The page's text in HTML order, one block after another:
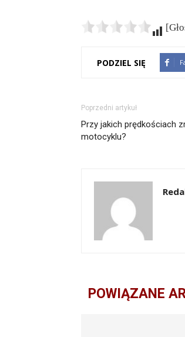
PODZIEL SIĘ
Poprzedni artykuł
Przy jakich prędkościach
motocyklu?
POWIĄZANE